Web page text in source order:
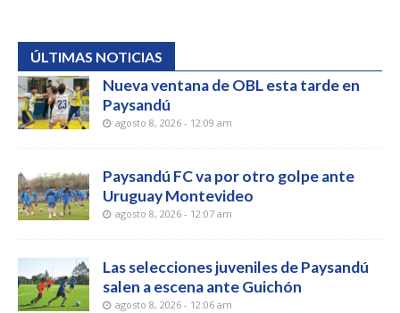
ÚLTIMAS NOTICIAS
Nueva ventana de OBL esta tarde en
Paysandú
agosto 8, 2026 - 12:09 am
Paysandú FC va por otro golpe ante
Uruguay Montevideo
agosto 8, 2026 - 12:07 am
Las selecciones juveniles de Paysandú
salen a escena ante Guichón
agosto 8, 2026 - 12:06 am